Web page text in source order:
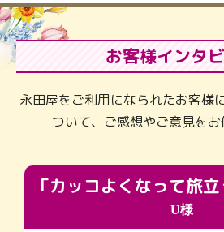
お客様インタ
永田屋をご利用になられたお客様
ついて、ご感想やご意見をお
U様